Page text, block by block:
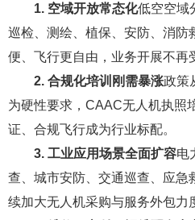
1. 空域开放常态化低空空域
巡检、测绘、植保、安防、消防
便、飞行更自由，业务开展不再
2. 合规化培训刚需暴涨政策
为硬性要求，CAAC无人机执照
证、合规飞行成为行业标配。
3. 工业应用场景全面扩容电
查、城市安防、交通巡查、应急
续加大无人机采购与服务外包力